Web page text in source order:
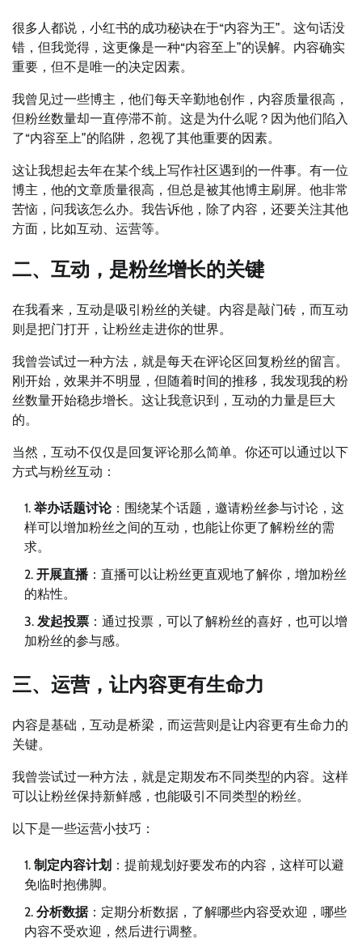
很多人都说，小红书的成功秘诀在于“内容为王”。这句话没
错，但我觉得，这更像是一种“内容至上”的误解。内容确实
重要，但不是唯一的决定因素。
我曾见过一些博主，他们每天辛勤地创作，内容质量很高，
但粉丝数量却一直停滞不前。这是为什么呢？因为他们陷入
了“内容至上”的陷阱，忽视了其他重要的因素。
这让我想起去年在某个线上写作社区遇到的一件事。有一位
博主，他的文章质量很高，但总是被其他博主刷屏。他非常
苦恼，问我该怎么办。我告诉他，除了内容，还要关注其他
方面，比如互动、运营等。
二、互动，是粉丝增长的关键
在我看来，互动是吸引粉丝的关键。内容是敲门砖，而互动
则是把门打开，让粉丝走进你的世界。
我曾尝试过一种方法，就是每天在评论区回复粉丝的留言。
刚开始，效果并不明显，但随着时间的推移，我发现我的粉
丝数量开始稳步增长。这让我意识到，互动的力量是巨大
的。
当然，互动不仅仅是回复评论那么简单。你还可以通过以下
方式与粉丝互动：
举办话题讨论：围绕某个话题，邀请粉丝参与讨论，这
样可以增加粉丝之间的互动，也能让你更了解粉丝的需
求。
开展直播 ：直播可以让粉丝更直观地了解你，增加粉丝
的粘性。
发起投票 ：通过投票，可以了解粉丝的喜好，也可以增
加粉丝的参与感。
三、运营，让内容更有生命力
内容是基础，互动是桥梁，而运营则是让内容更有生命力的
关键。
我曾尝试过一种方法，就是定期发布不同类型的内容。这样
可以让粉丝保持新鲜感，也能吸引不同类型的粉丝。
以下是一些运营小技巧：
制定内容计划 ：提前规划好要发布的内容，这样可以避
免临时抱佛脚。
分析数据：定期分析数据，了解哪些内容受欢迎，哪些
内容不受欢迎，然后进行调整。